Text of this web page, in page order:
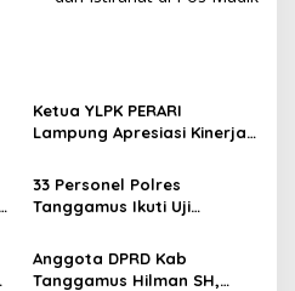
Ketua YLPK PERARI
Lampung Apresiasi Kinerja
Laporan Slamet Riyadi
Putra Masuk Tahap
Perkembangan
33 Personel Polres
Tanggamus Ikuti Uji
Pengajuan Pinjam Pakai
Senpi
Anggota DPRD Kab
Tanggamus Hilman SH,